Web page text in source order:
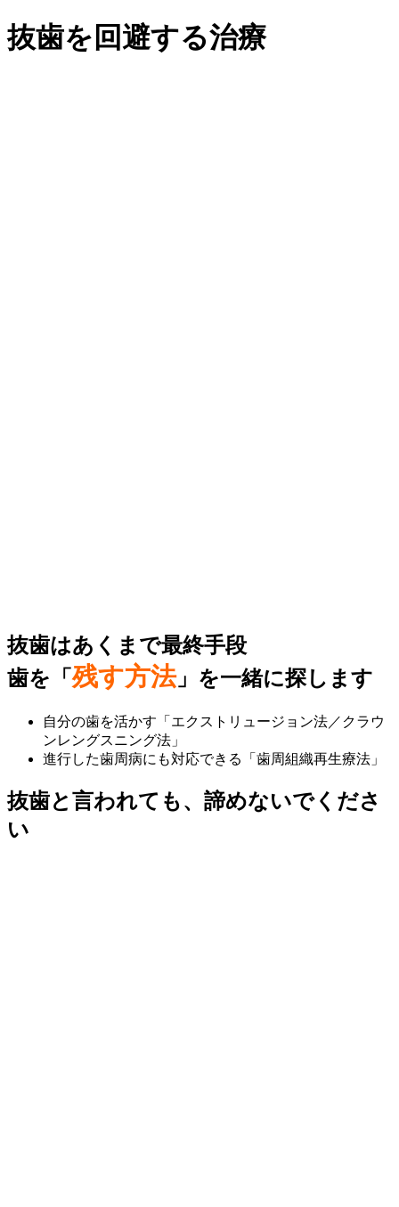
抜歯を回避する治療
抜歯はあくまで最終手段
歯を「残す方法」を一緒に探します
自分の歯を活かす「エクストリュージョン法／クラウ
ンレングスニング法」
進行した歯周病にも対応できる「歯周組織再生療法」
抜歯と言われても、諦めないでくださ
い